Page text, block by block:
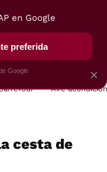
VEGUI
Aire
cesta de
×
en Google
preferida
Google